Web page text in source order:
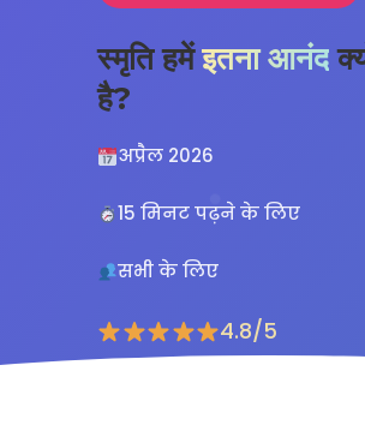
स्मृति हमेंइतना आनंद
है?
अप्रैल 2026
15 मिनट पढ़ने के लिए
सभी के लिए
4.8/5